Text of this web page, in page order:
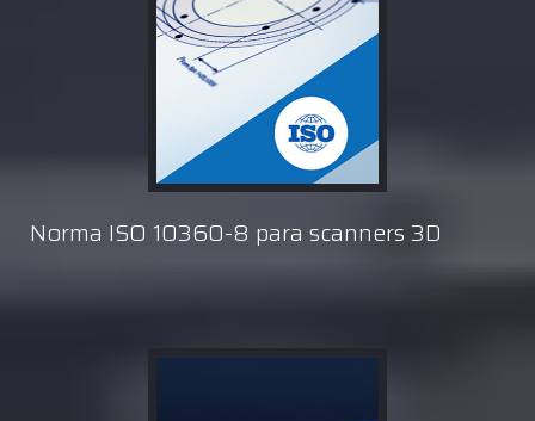
Norma ISO 10360-8 para scanners 3D